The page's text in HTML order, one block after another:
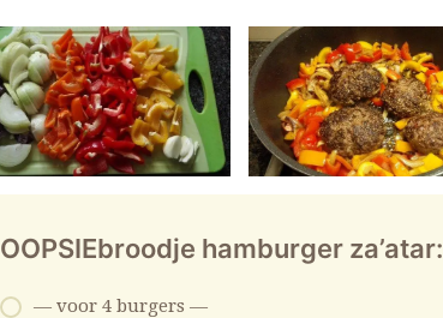
OOPSIEbroodje hamburger za’atar:
— voor 4 burgers —